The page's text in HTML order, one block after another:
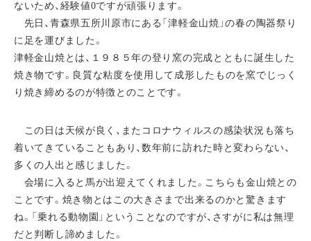
ないため、経験値0ですが頑張ります。
先日、青森県五所川原市にある「津軽金山焼」の春の陶器祭り
に足を運びました。
津軽金山焼とは、１９８５年の登り窯の完成とともに誕生した
焼き物です。良質な粘度を使用して成形したものを窯でじっく
り焼き締めるのが特徴とのことです。
この日は天候が良く、またコロナウィルスの感染状況も落ち
着いてきていることもあり、数年前に訪れた時と変わらない、
多くの人出と感じました。
会場に入ると馬が出迎えてくれました。こちらも金山焼との
ことです。焼き物とはこの大きさまで出来るのかと驚きます
ね。「乗れる動物園」ということなのですが、さすがに私は無理
だと判断し諦めました。